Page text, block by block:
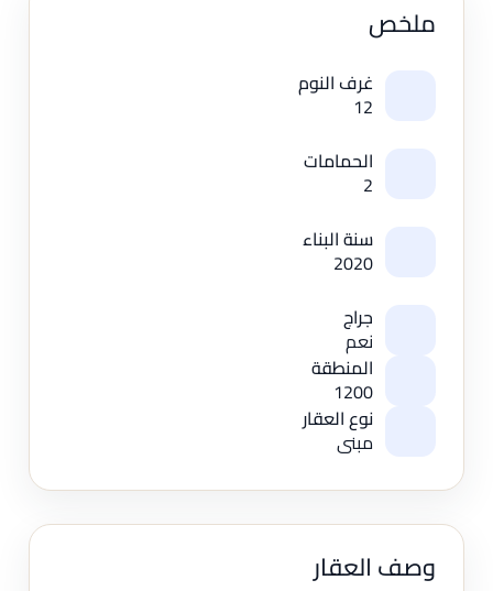
ملخص
غرف النوم
12
الحمامات
2
سنة البناء
2020
جراج
نعم
المنطقة
1200
نوع العقار
مبنى
وصف العقار